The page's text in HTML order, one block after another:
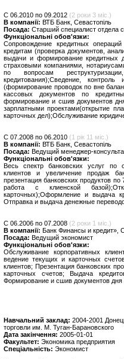
C 06.2010 по 09.2012 (2 роки 3 міс.)
В компанії: ВТБ Банк, Севастопіль
Посада: Старший специалист отдела
Функціональні обов'язки:
Сопровождение кредитных
кредитам (проверка документов,
выдачи и формирование кредитных
страховыми компаниями,
по вопросам
кредитования);Сведение,
(формирование проводок по вне
кассовых документов по
формирование и сшив документов
зарплатными проектами(открытие
карточных дел);Обслуживание
C 07.2008 по 06.2010 (1 рік 11 міс.)
В компанії: ВТБ Банк, Севастопіль
Посада: Ведущий менеджер-
Функціональні обов'язки:
Весь спектр банковских услуг по
клиентов и увеличение продаж
презентация банковских продуктов
работа с клиенской
карточных);Оформление и выдача
Отправка и выдача денежные
C 06.2006 по 07.2008 (2 роки 1 міс.)
В компанії: Банк Финансы и кредит»,
Посада: Ведущий экономист
Функціональні обов'язки:
Обслуживание корпоративных
ведение текущих и карточных
клиентов; Презентация банковских
карточных счетов; Выдача
Формирование и сшив документов
Навчальний заклад: 2004-2001
торговли им. М. Туган-Барановского
Дата закінчення: 2005-01-01
Факультет: Экономика предприятия
Спеціальність: Экономист